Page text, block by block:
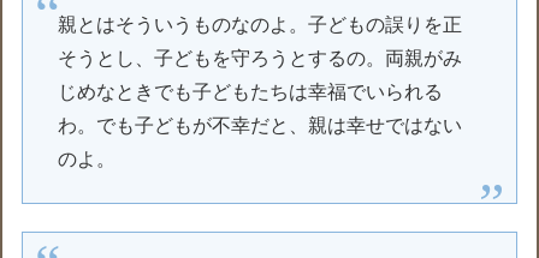
親とはそういうものなのよ。子どもの誤りを正
そうとし、子どもを守ろうとするの。両親がみ
じめなときでも子どもたちは幸福でいられる
わ。でも子どもが不幸だと、親は幸せではない
のよ。